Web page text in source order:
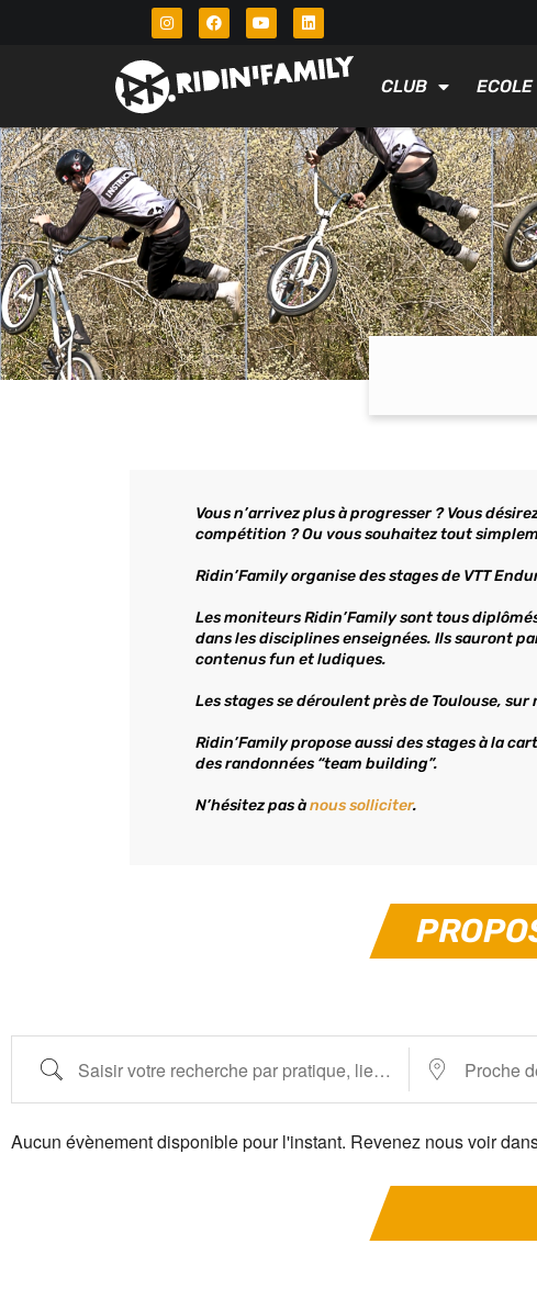
CLUB ECOLE
Vous n’arrivez plus à progresser ? Vous
compétition ? Ou vous souhaitez tout
Ridin’Family organise des stages de VTT
Les moniteurs Ridin’Family sont tous
dans les disciplines enseignées. Ils sauront
contenus fun et ludiques.
Les stages se déroulent près de Toulouse,
Ridin’Family propose aussi des stages à la
des randonnées “team building”.
N’hésitez pas ànous solliciter.
Aucun évènement disponible pour l'instant. Revenez nous voir